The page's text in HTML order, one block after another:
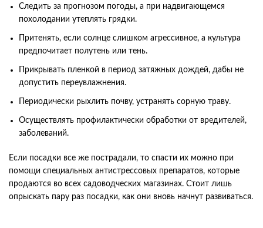
Следить за прогнозом погоды, а при надвигающемся
похолодании утеплять грядки.
Притенять, если солнце слишком агрессивное, а культура
предпочитает полутень или тень.
Прикрывать пленкой в период затяжных дождей, дабы не
допустить переувлажнения.
Периодически рыхлить почву, устранять сорную траву.
Осуществлять профилактически обработки от вредителей,
заболеваний.
Если посадки все же пострадали, то спасти их можно при
помощи специальных антистрессовых препаратов, которые
продаются во всех садоводческих магазинах. Стоит лишь
опрыскать пару раз посадки, как они вновь начнут развиваться.